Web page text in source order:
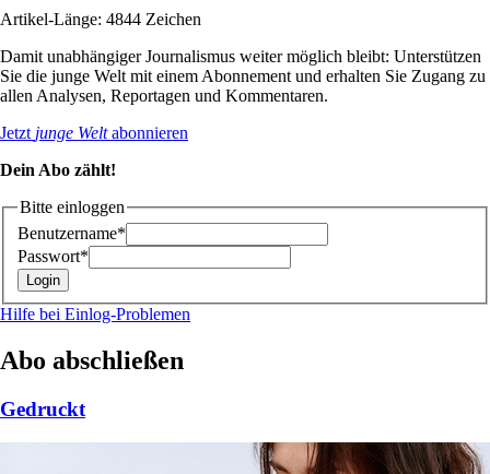
Artikel-Länge: 4844 Zeichen
Damit unabhängiger Journalismus weiter möglich bleibt: Unterstützen
Sie die junge Welt mit einem Abonnement und erhalten Sie Zugang zu
allen Analysen, Reportagen und Kommentaren.
Jetzt junge Weltabonnieren
Dein Abo zählt!
Bitte einloggen
Benutzername*
Passwort*
Hilfe bei Einlog-Problemen
Abo abschließen
Gedruckt